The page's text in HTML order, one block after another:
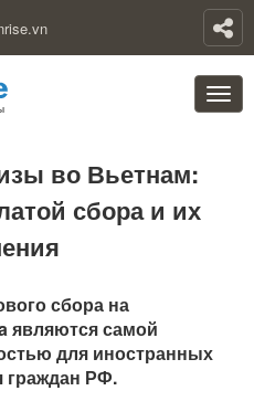
во Вьетнам:
сбора и их
сбора на
являются самой
для иностранных
граждан РФ.